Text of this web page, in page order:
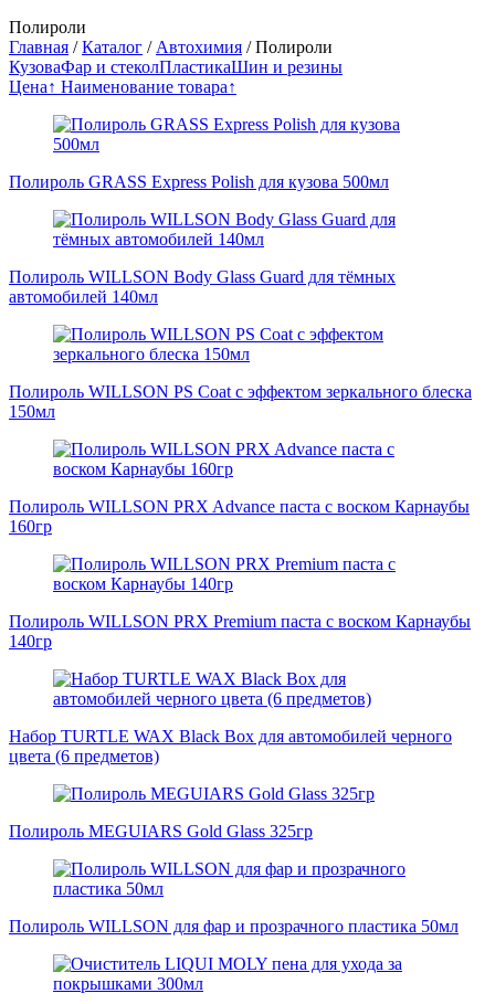
Полироли
Главная /Каталог / Автохимия /Полироли
КузоваФар и стеколПластикаШин и резины
Цена↑ Наименование товара↑
Полироль GRASS Express Polish для кузова 500мл
Полироль WILLSON Body Glass Guard для тёмных
автомобилей 140мл
Полироль WILLSON PS Coat с эффектом зеркального блеска
150мл
Полироль WILLSON PRX Advance паста с воском Карнаубы
160гр
Полироль WILLSON PRX Premium паста с воском Карнаубы
140гр
Набор TURTLE WAX Black Box для автомобилей черного
цвета (6 предметов)
Полироль MEGUIARS Gold Glass 325гр
Полироль WILLSON для фар и прозрачного пластика 50мл